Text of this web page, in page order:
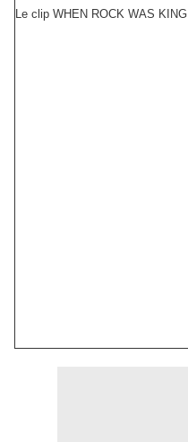
Le clip WHEN ROCK WAS KING